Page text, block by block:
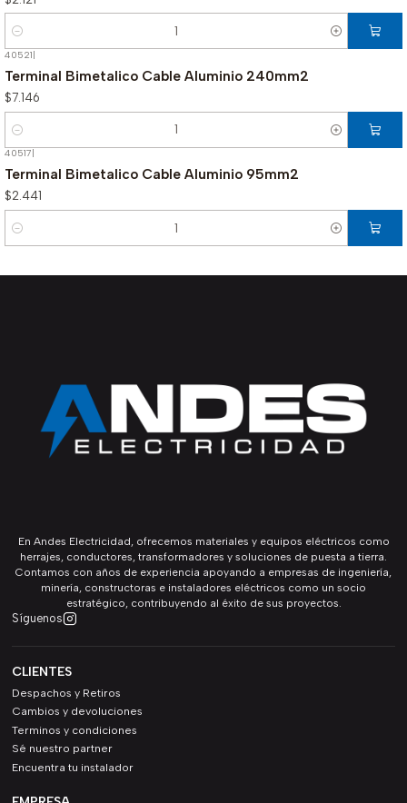
Cantidad
40521
Terminal Bimetalico Cable Aluminio 240mm2
$7.146
Cantidad
40517
Terminal Bimetalico Cable Aluminio 95mm2
$2.441
Cantidad
En Andes Electricidad, ofrecemos materiales y equipos eléctricos como
herrajes, conductores, transformadores y soluciones de puesta a tierra.
Contamos con años de experiencia apoyando a empresas de ingeniería,
minería, constructoras e instaladores eléctricos como un socio
estratégico, contribuyendo al éxito de sus proyectos.
Síguenos
CLIENTES
Despachos y Retiros
Cambios y devoluciones
Terminos y condiciones
Sé nuestro partner
Encuentra tu instalador